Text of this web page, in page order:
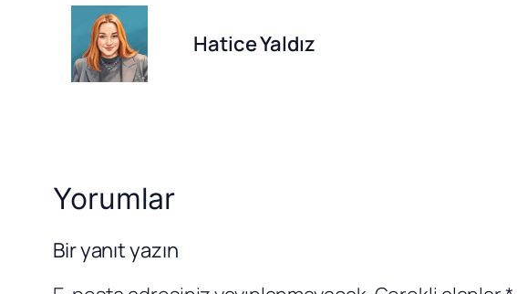
Hatice Yaldız
Yorumlar
Bir yanıt yazın